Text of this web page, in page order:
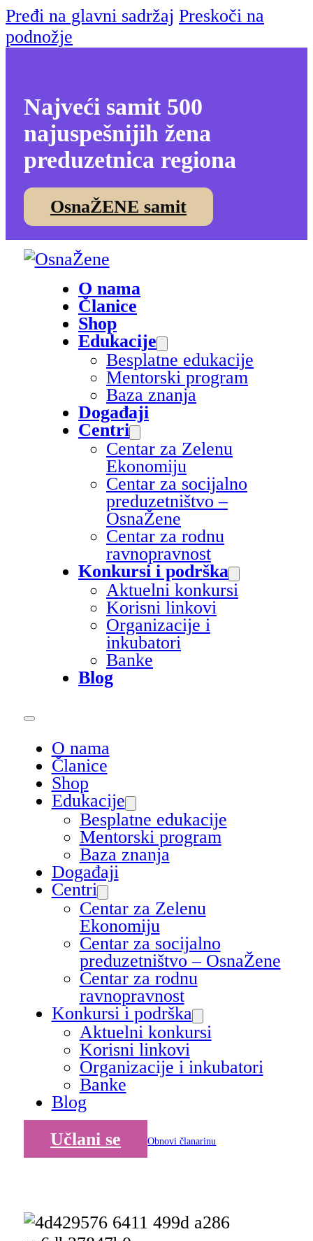
Pređi na glavni sadržaj Preskoči na
podnožje
Najveći samit 500
najuspešnijih žena
preduzetnica regiona
OsnaŽENE samit
O nama
Članice
Shop
Edukacije
Besplatne edukacije
Mentorski program
Baza znanja
Događaji
Centri
Centar za Zelenu
Ekonomiju
Centar za socijalno
preduzetništvo –
OsnaŽene
Centar za rodnu
ravnopravnost
Konkursi i podrška
Aktuelni konkursi
Korisni linkovi
Organizacije i
inkubatori
Banke
Blog
O nama
Članice
Shop
Edukacije
Besplatne edukacije
Mentorski program
Baza znanja
Događaji
Centri
Centar za Zelenu
Ekonomiju
Centar za socijalno
preduzetništvo – OsnaŽene
Centar za rodnu
ravnopravnost
Konkursi i podrška
Aktuelni konkursi
Korisni linkovi
Organizacije i inkubatori
Banke
Blog
Učlani se
Obnovi članarinu